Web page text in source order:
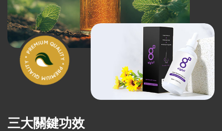
三大關鍵功效